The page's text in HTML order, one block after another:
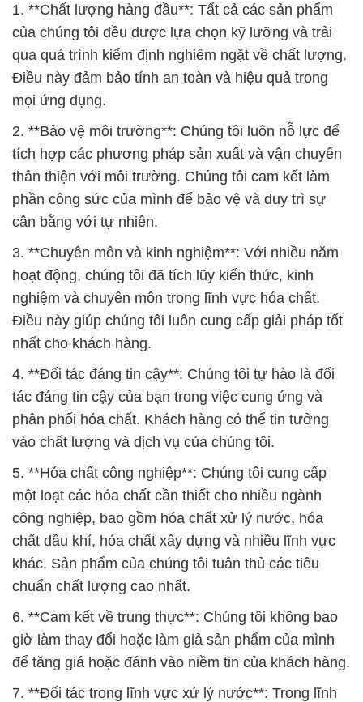
1. **Chất lượng hàng đầu**: Tất cả các sản phẩm
của chúng tôi đều được lựa chọn kỹ lưỡng và trải
qua quá trình kiểm định nghiêm ngặt về chất lượng.
Điều này đảm bảo tính an toàn và hiệu quả trong
mọi ứng dụng.
2. **Bảo vệ môi trường**: Chúng tôi luôn nỗ lực để
tích hợp các phương pháp sản xuất và vận chuyển
thân thiện với môi trường. Chúng tôi cam kết làm
phần công sức của mình để bảo vệ và duy trì sự
cân bằng với tự nhiên.
3. **Chuyên môn và kinh nghiệm**: Với nhiều năm
hoạt động, chúng tôi đã tích lũy kiến thức, kinh
nghiệm và chuyên môn trong lĩnh vực hóa chất.
Điều này giúp chúng tôi luôn cung cấp giải pháp tốt
nhất cho khách hàng.
4. **Đối tác đáng tin cậy**: Chúng tôi tự hào là đối
tác đáng tin cậy của bạn trong việc cung ứng và
phân phối hóa chất. Khách hàng có thể tin tưởng
vào chất lượng và dịch vụ của chúng tôi.
5. **Hóa chất công nghiệp**: Chúng tôi cung cấp
một loạt các hóa chất cần thiết cho nhiều ngành
công nghiệp, bao gồm hóa chất xử lý nước, hóa
chất dầu khí, hóa chất xây dựng và nhiều lĩnh vực
khác. Sản phẩm của chúng tôi tuân thủ các tiêu
chuẩn chất lượng cao nhất.
6. **Cam kết về trung thực**: Chúng tôi không bao
giờ làm thay đổi hoặc làm giả sản phẩm của mình
để tăng giá hoặc đánh vào niềm tin của khách hàng.
7. **Đối tác trong lĩnh vực xử lý nước**: Trong lĩnh